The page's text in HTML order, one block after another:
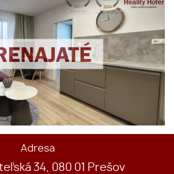
Adresa
34, 080 01 Prešov